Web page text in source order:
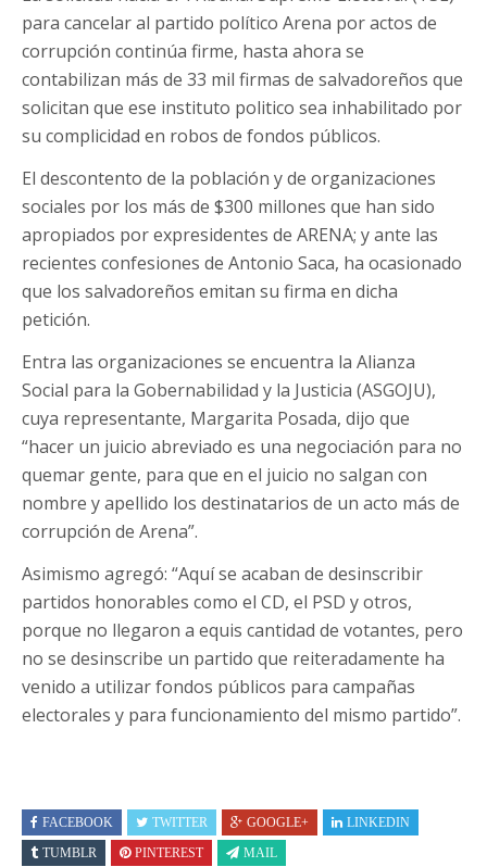
para cancelar al partido político Arena por actos de
corrupción continúa firme, hasta ahora se
contabilizan más de 33 mil firmas de salvadoreños que
solicitan que ese instituto politico sea inhabilitado por
su complicidad en robos de fondos públicos.
El descontento de la población y de organizaciones
sociales por los más de $300 millones que han sido
apropiados por expresidentes de ARENA; y ante las
recientes confesiones de Antonio Saca, ha ocasionado
que los salvadoreños emitan su firma en dicha
petición.
Entra las organizaciones se encuentra la Alianza
Social para la Gobernabilidad y la Justicia (ASGOJU),
cuya representante, Margarita Posada, dijo que
“hacer un juicio abreviado es una negociación para no
quemar gente, para que en el juicio no salgan con
nombre y apellido los destinatarios de un acto más de
corrupción de Arena”.
Asimismo agregó: “Aquí se acaban de desinscribir
partidos honorables como el CD, el PSD y otros,
porque no llegaron a equis cantidad de votantes, pero
no se desinscribe un partido que reiteradamente ha
venido a utilizar fondos públicos para campañas
electorales y para funcionamiento del mismo partido”.
FACEBOOK TWITTER GOOGLE+
LINKEDIN
TUMBLR
PINTEREST MAIL